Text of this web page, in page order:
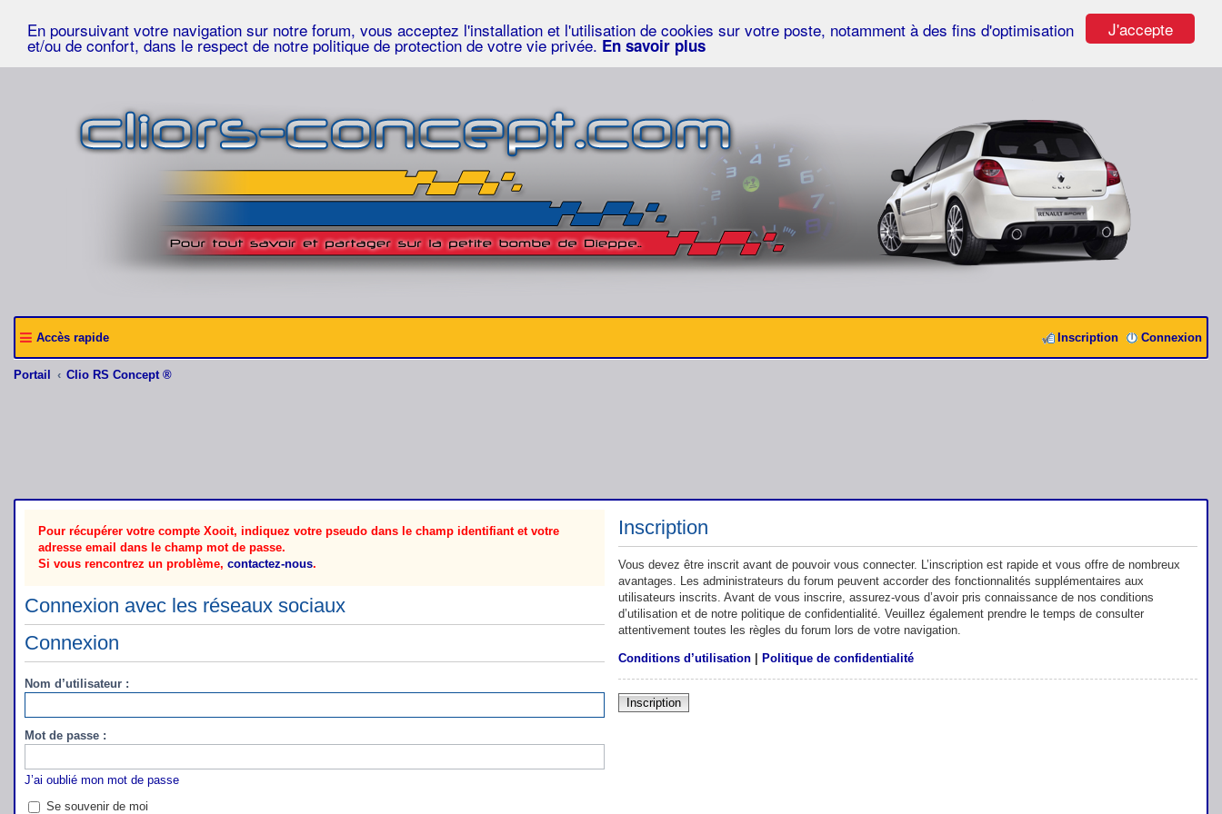
J'accepte
En poursuivant votre navigation sur notre forum, vous acceptez l'installation et l'utilisation de cookies sur votre poste, notamment à des fins d'optimisation
et/ou de confort, dans le respect de notre politique de protection de votre vie privée. En savoir plus
Accès rapide Connexion
Inscription
Portail Clio RS Concept ®
Pour récupérer votre compte Xooit, indiquez votre pseudo dans le champ identifiant et votre
adresse email dans le champ mot de passe.
Si vous rencontrez un problème, contactez-nous.
Connexion avec les réseaux sociaux
Connexion
Nom d’utilisateur :
Mot de passe :
J’ai oublié mon mot de passe
Se souvenir de moi
Inscription
Vous devez être inscrit avant de pouvoir vous connecter. L’inscription est rapide et vous offre de nombreux
avantages. Les administrateurs du forum peuvent accorder des fonctionnalités supplémentaires aux
utilisateurs inscrits. Avant de vous inscrire, assurez-vous d’avoir pris connaissance de nos conditions
d’utilisation et de notre politique de confidentialité. Veuillez également prendre le temps de consulter
attentivement toutes les règles du forum lors de votre navigation.
Conditions d’utilisation| Politique de confidentialité
Inscription